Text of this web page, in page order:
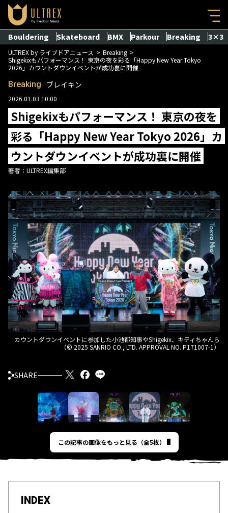
Bouldering Skateboard BMX Parkour Breaking 3×3
ULTREX by ライブドアニュース
Breaking
Shigekixもパフォーマンス！ 東京の夜を彩る「Happy New Year Tokyo
2026」カウントダウンイベントが成功裏に開催
Breaking ブレイキン
2026.01.03 10:00
Shigekixもパフォーマンス！ 東京の夜を
彩る「Happy New Year Tokyo 2026」カ
ウントダウンイベントが成功裏に開催
著者： ULTREX編集部
SHARE
この記事の画像をもっと見る（全5枚）
カウントダウンイベントに参加した小池都知事やShigekix、キティちゃんら
（© 2025 SANRIO CO., LTD. APPROVAL NO. P171007-1）
INDEX